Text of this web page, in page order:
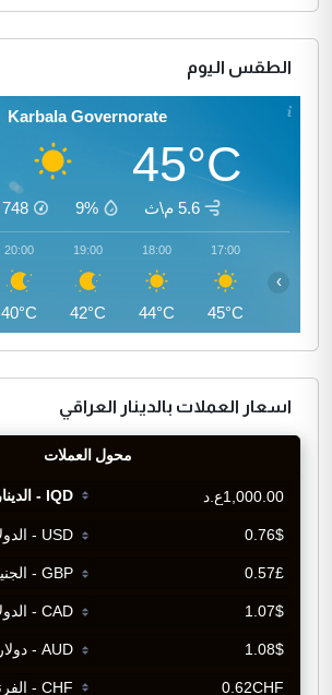
الطقس اليوم
Karbala Governorate
45°C
5.6 م\ث 9%
748
17:00
45°C
18:00
44°C
19:00
42°C
20:00
40°C
›
اسعار العملات بالدينار العراقي